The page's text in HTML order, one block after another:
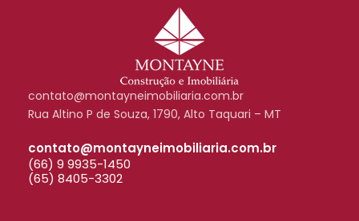
contato@montayneimobiliaria.com.br
Rua Altino P de Souza, 1790, Alto Taquari – MT
contato@montayneimobiliaria.com.br
(66) 9 9935-1450
(65) 8405-3302